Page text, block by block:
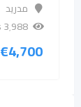
مدريد
3٬988 Views
€4,700